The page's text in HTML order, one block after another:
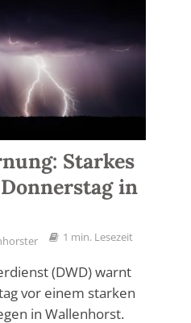
Starkes
in
1 min. Lesezeit
(DWD) warnt
vor einem starken
in Wallenhorst.